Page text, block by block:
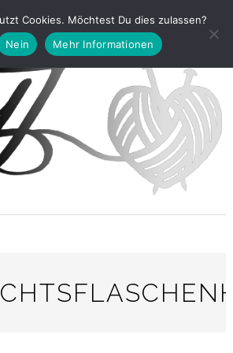
Cookies. Möchtest Du dies zulassen?
Nein Mehr Informationen